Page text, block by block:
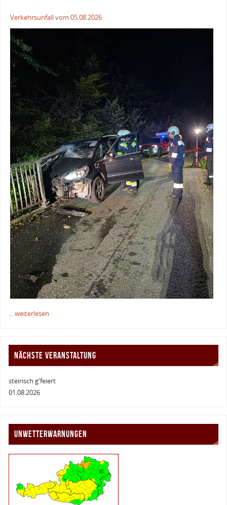
Verkehrsunfall vom 05.08.2026
... weiterlesen
NÄCHSTE VERANSTALTUNG
steirisch g'feiert
01.08.2026
UNWETTERWARNUNGEN